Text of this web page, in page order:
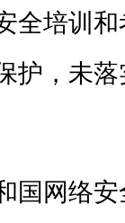
全培训
护，未
国网络